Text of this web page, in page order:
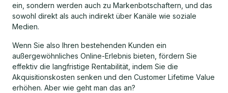
ein, sondern werden auch zu Markenbotschaftern, und das
sowohl direkt als auch indirekt über Kanäle wie soziale
Medien.
Wenn Sie also Ihren bestehenden Kunden ein
außergewöhnliches Online-Erlebnis bieten, fördern Sie
effektiv die langfristige Rentabilität, indem Sie die
Akquisitionskosten senken und den Customer Lifetime Value
erhöhen. Aber wie geht man das an?